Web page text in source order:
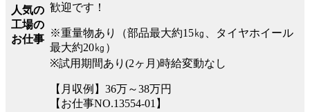
人気の
工場の
お仕事
歓迎です！
※重量物あり（部品最大約15㎏、タイヤホイール
最大約20㎏）
※試用期間あり(2ヶ月)時給変動なし
【月収例】36万～38万円
【お仕事NO.13554-01】